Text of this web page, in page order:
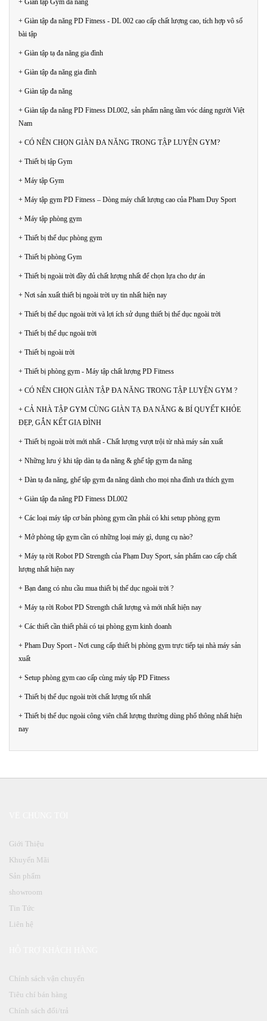
+ Giàn tập đa năng PD Fitness - DL 002 cao cấp chất lượng cao, tích hợp vô số
bài tập
+ Giàn tập tạ đa năng gia đình
+ Giàn tập đa năng gia đình
+ Giàn tập đa năng
+ Giàn tập đa năng PD Fitness DL002, sản phẩm nâng tầm vóc dáng người Việt
Nam
+ CÓ NÊN CHỌN GIÀN ĐA NĂNG TRONG TẬP LUYỆN GYM?
+ Thiết bị tập Gym
+ Máy tập Gym
+ Máy tập gym PD Fitness – Dòng máy chất lượng cao của Pham Duy Sport
+ Máy tập phòng gym
+ Thiết bị thể dục phòng gym
+ Thiết bị phòng Gym
+ Thiết bị ngoài trời đầy đủ chất lượng nhất để chọn lựa cho dự án
+ Nơi sản xuất thiết bị ngoài trời uy tin nhất hiện nay
+ Thiết bị thể dục ngoài trời và lợi ích sử dụng thiết bị thể dục ngoài trời
+ Thiết bị thể dục ngoài trời
+ Thiết bị ngoài trời
+ Thiết bị phòng gym - Máy tập chất lượng PD Fitness
+ CÓ NÊN CHỌN GIÀN TẬP ĐA NĂNG TRONG TẬP LUYỆN GYM ?
+ CẢ NHÀ TẬP GYM CÙNG GIÀN TẠ ĐA NĂNG & BÍ QUYẾT KHỎE
ĐẸP, GẮN KẾT GIA ĐÌNH
+ Thiết bị ngoài trời mới nhất - Chất lượng vượt trội từ nhà máy sản xuất
+ Những lưu ý khi tập dàn tạ đa năng & ghế tập gym đa năng
+ Dàn tạ đa năng, ghế tập gym đa năng dành cho mọi nha đình ưa thích gym
+ Giàn tập đa năng PD Fitness DL002
+ Các loại máy tập cơ bản phòng gym cần phải có khi setup phòng gym
+ Mở phòng tập gym cần có những loại máy gì, dụng cụ nào?
+ Máy tạ rời Robot PD Strength của Phạm Duy Sport, sản phẩm cao cấp chất
lượng nhất hiện nay
+ Bạn đang có nhu cầu mua thiết bị thể dục ngoài trời ?
+ Máy tạ rời Robot PD Strength chất lượng và mới nhất hiện nay
+ Các thiết cần thiết phải có tại phòng gym kinh doanh
+ Pham Duy Sport - Nơi cung cấp thiết bị phòng gym trực tiếp tại nhà máy sản
xuất
+ Setup phòng gym cao cấp cùng máy tập PD Fitness
+ Thiết bị thể dục ngoài trời chất lượng tốt nhất
+ Thiết bị thể dục ngoài công viên chất lượng thường dùng phổ thông nhất hiện
nay
Giới Thiệu
Khuyến Mãi
Sản phẩm
showroom
Tin Tức
Liên hệ
Chính sách vận chuyển
Tiêu chí bán hàng
Chính sách đổi/trả